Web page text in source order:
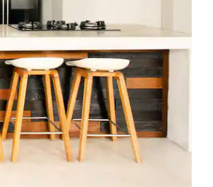
e para baixo do teclado ou tocando e deslizando o